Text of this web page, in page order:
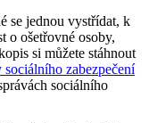
se jednou vystřídat, k
o ošetřovné osoby,
si můžete stáhnout
zabezpečení
sociálního